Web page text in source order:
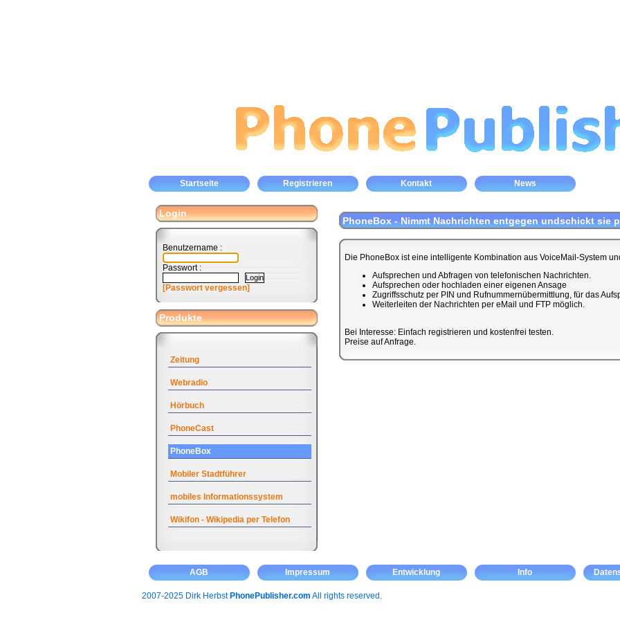
Startseite Registrieren Kontakt News
Login
Benutzername :
Passwort :
[Passwort vergessen]
Produkte
Zeitung
Webradio
Hörbuch
PhoneCast
PhoneBox
Mobiler Stadtführer
mobiles Informationssystem
Wikifon - Wikipedia per Telefon
PhoneBox - Nimmt Nachrichten entgegen undschickt sie
Die PhoneBox ist eine intelligente Kombination aus VoiceMail-System
Aufsprechen und Abfragen von telefonischen Nachrichten.
Aufsprechen oder hochladen einer eigenen Ansage
Zugriffsschutz per PIN und Rufnummernübermittlung, für das
Weiterleiten der Nachrichten per eMail und FTP möglich.
Bei Interesse: Einfach registrieren und kostenfrei testen.
Preise auf Anfrage.
AGB Impressum Entwicklung Info
2007-2025 Dirk Herbst PhonePublisher.com All rights reserved.